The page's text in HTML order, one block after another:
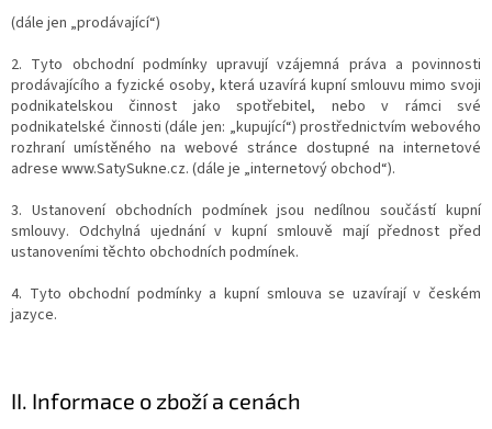
O
nás
Měna
(CZK)
Přihlášení
(dále jen „prodávající“)
2. Tyto obchodní podmínky upravují vzájemná práva a povinnosti
prodávajícího a fyzické osoby, která uzavírá kupní smlouvu mimo svoji
podnikatelskou činnost jako spotřebitel, nebo v rámci své
podnikatelské činnosti (dále jen: „kupující“) prostřednictvím webového
rozhraní umístěného na webové stránce dostupné na internetové
adrese www.SatySukne.cz. (dále je „internetový obchod“).
3. Ustanovení obchodních podmínek jsou nedílnou součástí kupní
smlouvy. Odchylná ujednání v kupní smlouvě mají přednost před
ustanoveními těchto obchodních podmínek.
4. Tyto obchodní podmínky a kupní smlouva se uzavírají v českém
jazyce.
II. Informace o zboží a cenách